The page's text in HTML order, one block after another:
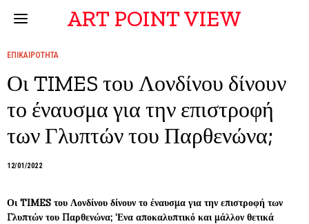
ART POINT VIEW
ΕΠΙΚΑΙΡΟΤΗΤΑ
Οι TIMES του Λονδίνου δίνουν
το έναυσμα για την επιστροφή
των Γλυπτών του Παρθενώνα;
12/01/2022
Οι TIMES του Λονδίνου δίνουν το έναυσμα για την επιστροφή των
Γλυπτών του Παρθενώνα; ‘Ενα αποκαλυπτικό και μάλλον θετικά